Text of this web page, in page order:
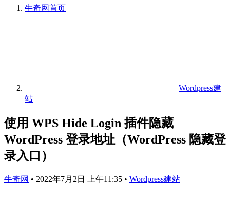
牛奇网首页
Wordpress建
站
使用 WPS Hide Login 插件隐藏
WordPress 登录地址（WordPress 隐藏登
录入口）
牛奇网 • 2022年7月2日 上午11:35 • Wordpress建站